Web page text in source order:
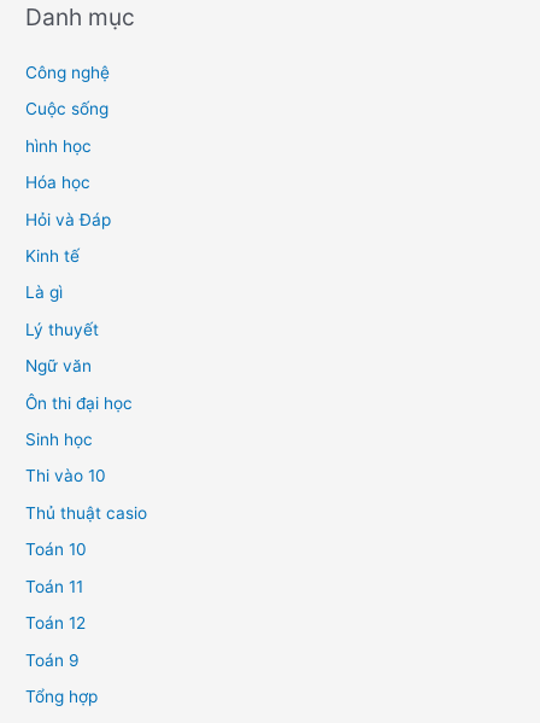
Danh mục
Công nghệ
Cuộc sống
hình học
Hóa học
Hỏi và Đáp
Kinh tế
Là gì
Lý thuyết
Ngữ văn
Ôn thi đại học
Sinh học
Thi vào 10
Thủ thuật casio
Toán 10
Toán 11
Toán 12
Toán 9
Tổng hợp